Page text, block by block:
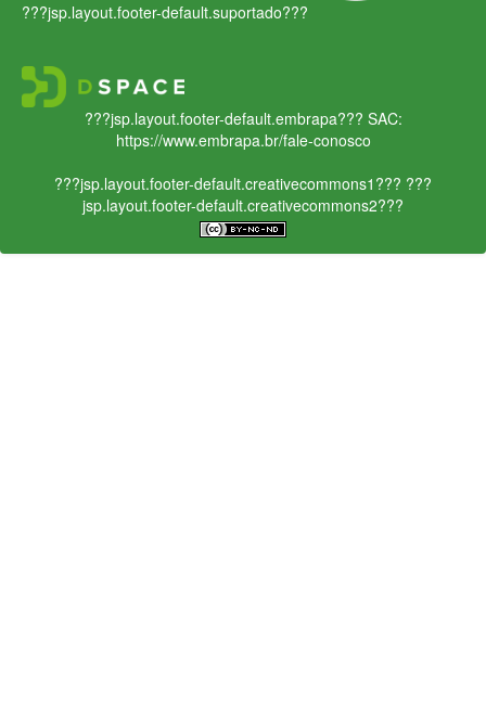
???jsp.layout.footer-default.suportado???
???jsp.layout.footer-default.embrapa??? SAC:
https://www.embrapa.br/fale-conosco
???jsp.layout.footer-default.creativecommons1??? ???
jsp.layout.footer-default.creativecommons2???